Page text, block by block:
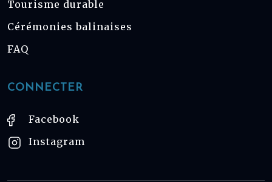
Tourisme durable
Cérémonies balinaises
FAQ
CONNECTER
Facebook
Instagram